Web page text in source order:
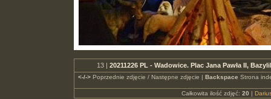
13 | 20211226 PL - Wadowice. Plac Jana Pawła II,
<-/->Poprzednie zdjęcie / Następne zdjęcie | Backspace Strona
Całkowita ilość zdjęć: 20 |